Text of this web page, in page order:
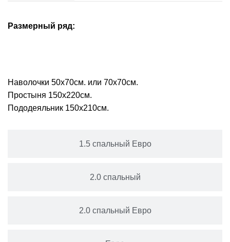
Размерный ряд:
1.5 спальный Евро
2.0 спальный
2.0 спальный Евро
Наволочки 50х70см. или 70х70см.
Простыня 150х220см.
Пододеяльник 150х210см.